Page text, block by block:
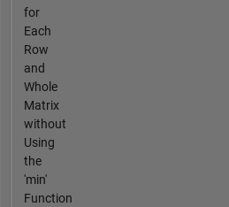
for
Each
Row
and
Whole
Matrix
without
Using
the
'min'
Function